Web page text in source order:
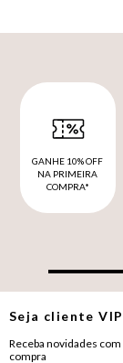
GANHE 10% OFF
NA PRIMEIRA
COMPRA*
Seja clienteVIP
Receba novidades com
compra